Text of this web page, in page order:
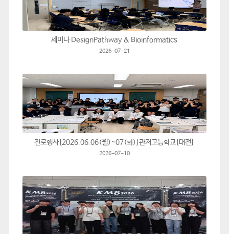
세미나 DesignPathway & Bioinformatics
2026-07-21
진로행사[2026.06.06(월)~07(화)]관저고등학교[대전]
2026-07-10